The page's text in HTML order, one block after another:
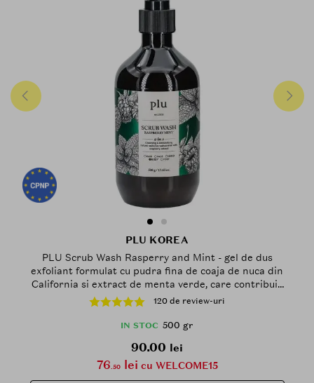
PLU KOREA
PLU Scrub Wash Rasperry and Mint - gel de dus
exfoliant formulat cu pudra fina de coaja de nuca din
California si extract de menta verde, care contribuie
la curatarea delicata a pielii si la indepartarea
celulelor moarte si impuritatilor - 500 gr
120 de review-uri
IN STOC 500 gr
90.00 lei
76.50lei cu WELCOME15